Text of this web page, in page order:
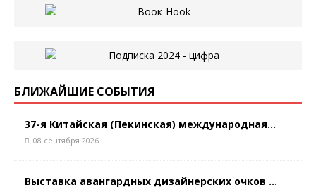
БЛИЖАЙШИЕ СОБЫТИЯ
37-я Китайская (Пекинская) международная...
08 сентября 2026
Выставка авангардных дизайнерских очков ...